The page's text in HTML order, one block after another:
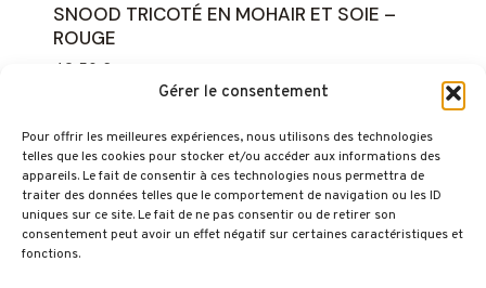
Gérer le consentement
Pour offrir les meilleures expériences, nous utilisons des technologies
telles que les cookies pour stocker et/ou accéder aux informations des
appareils. Le fait de consentir à ces technologies nous permettra de
traiter des données telles que le comportement de navigation ou les ID
uniques sur ce site. Le fait de ne pas consentir ou de retirer son
consentement peut avoir un effet négatif sur certaines caractéristiques et
fonctions.
SNOOD TRICOTÉ EN MOHAIR ET SOIE –
ROUGE
49,50 €